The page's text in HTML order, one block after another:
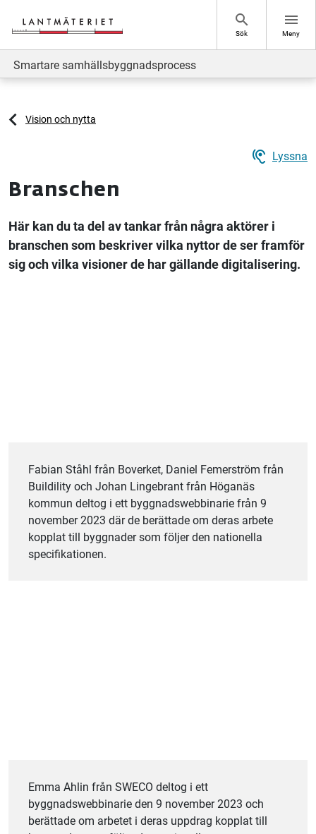
search
Sök
menu
Meny
Smartare samhällsbyggnadsprocess
Vision och nytta
hearing Lyssna
Branschen
Här kan du ta del av tankar från några aktörer i
branschen som beskriver vilka nyttor de ser framför
sig och vilka visioner de har gällande digitalisering.
Fabian Ståhl från Boverket, Daniel Femerström från
Buildility och Johan Lingebrant från Höganäs
kommun deltog i ett byggnadswebbinarie från 9
november 2023 där de berättade om deras arbete
kopplat till byggnader som följer den nationella
specifikationen.
Emma Ahlin från SWECO deltog i ett
byggnadswebbinarie den 9 november 2023 och
berättade om arbetet i deras uppdrag kopplat till